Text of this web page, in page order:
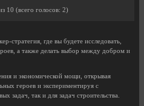
10 (всего голосов: 2)
стратегия, где вы будете исследовать,
а также делать выбор между добром и
и экономической мощи, открывая
героев и экспериментируя с
задач, так и для задач строительства.